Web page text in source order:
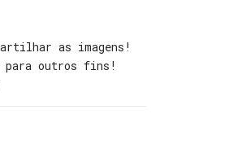
as imagens!
para outros fins!